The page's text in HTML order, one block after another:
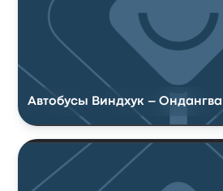
Автобусы Виндхук – Ондангва